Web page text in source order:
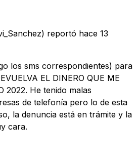
reportó hace 13
los sms correspondientes) para
EL DINERO QUE ME
2022. He tenido malas
de telefonía pero lo de esta
la denuncia está en trámite y la
cara.